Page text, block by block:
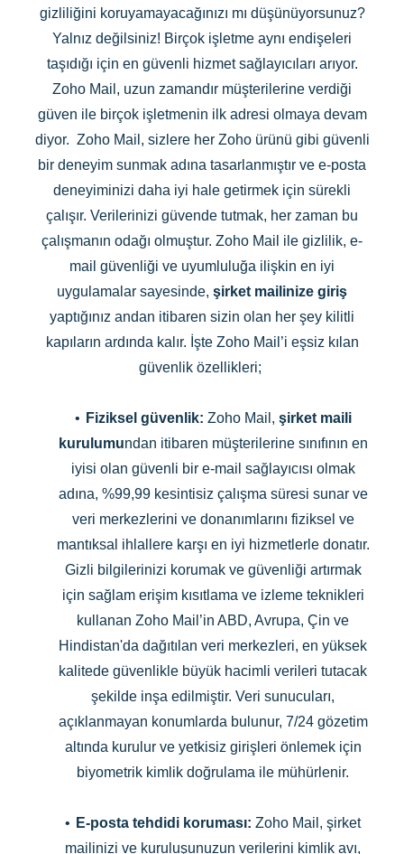
gizliliğini koruyamayacağınızı mı düşünüyorsunuz?
Yalnız değilsiniz! Birçok işletme aynı endişeleri
taşıdığı için en güvenli hizmet sağlayıcıları arıyor.
Zoho Mail, uzun zamandır müşterilerine verdiği
güven ile birçok işletmenin ilk adresi olmaya devam
diyor. Zoho Mail, sizlere her Zoho ürünü gibi güvenli
bir deneyim sunmak adına tasarlanmıştır ve e-posta
deneyiminizi daha iyi hale getirmek için sürekli
çalışır. Verilerinizi güvende tutmak, her zaman bu
çalışmanın odağı olmuştur. Zoho Mail ile gizlilik, e-
mail güvenliği ve uyumluluğa ilişkin en iyi
uygulamalar sayesinde, şirket mailinize giriş
yaptığınız andan itibaren sizin olan her şey kilitli
kapıların ardında kalır. İşte Zoho Mail’i eşsiz kılan
güvenlik özellikleri;
• Fiziksel güvenlik: Zoho Mail, şirket maili
kurulumundan itibaren müşterilerine sınıfının en
iyisi olan güvenli bir e-mail sağlayıcısı olmak
adına, %99,99 kesintisiz çalışma süresi sunar ve
veri merkezlerini ve donanımlarını fiziksel ve
mantıksal ihlallere karşı en iyi hizmetlerle donatır.
Gizli bilgilerinizi korumak ve güvenliği artırmak
için sağlam erişim kısıtlama ve izleme teknikleri
kullanan Zoho Mail’in ABD, Avrupa, Çin ve
Hindistan'da dağıtılan veri merkezleri, en yüksek
kalitede güvenlikle büyük hacimli verileri tutacak
şekilde inşa edilmiştir. Veri sunucuları,
açıklanmayan konumlarda bulunur, 7/24 gözetim
altında kurulur ve yetkisiz girişleri önlemek için
biyometrik kimlik doğrulama ile mühürlenir.
• E-posta tehdidi koruması: Zoho Mail, şirket
mailinizi ve kuruluşunuzun verilerini kimlik avı,